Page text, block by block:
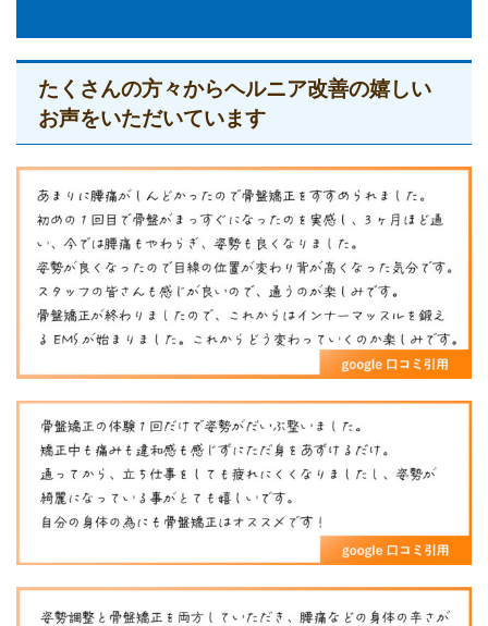
たくさんの方々からヘルニア改善の嬉しい
お声をいただいています